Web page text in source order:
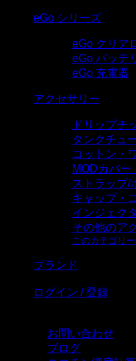
eGo シリーズ
eGo クリア
eGo バッテ
eGo 充電器
アクセサリー
ドリップチ
タンクチュ
コットン・
MODカバー
ストラップ/
キャップ・
インジェク
その他のア
このカテゴリ
ブランド
ログイン / 登録
お問い合わせ
ブログ